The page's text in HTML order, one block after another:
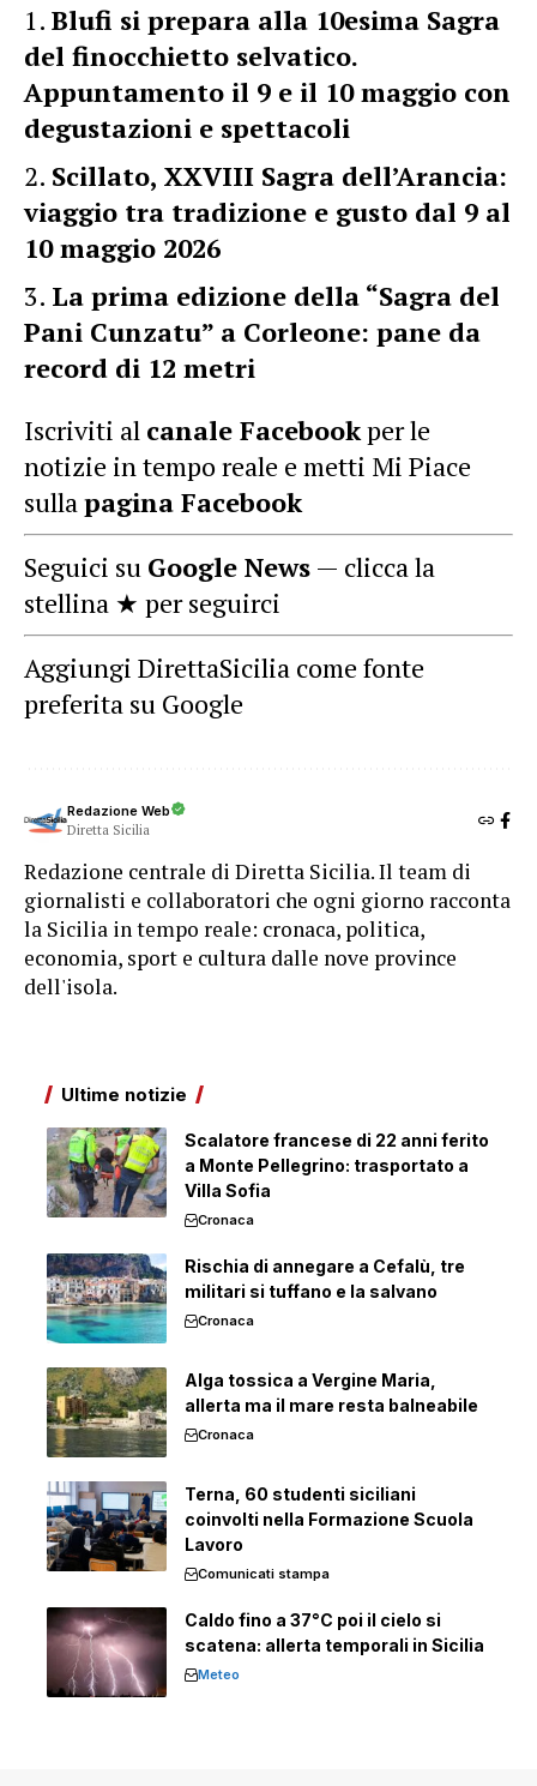
Blufi si prepara alla 10esima Sagra
del finocchietto selvatico.
Appuntamento il 9 e il 10 maggio con
degustazioni e spettacoli
Scillato, XXVIII Sagra dell’Arancia:
viaggio tra tradizione e gusto dal 9 al
10 maggio 2026
La prima edizione della “Sagra del
Pani Cunzatu” a Corleone: pane da
record di 12 metri
Iscriviti al canale Facebookper le
notizie in tempo reale e metti Mi Piace
sullapagina Facebook
Seguici su Google News — clicca la
stellina ★ per seguirci
Aggiungi DirettaSicilia come fonte
preferita su Google
Redazione Web
Diretta Sicilia
Redazione centrale di Diretta Sicilia. Il team di
giornalisti e collaboratori che ogni giorno racconta
la Sicilia in tempo reale: cronaca, politica,
economia, sport e cultura dalle nove province
dell'isola.
Ultime notizie
Scalatore francese di 22 anni ferito
a Monte Pellegrino: trasportato a
Villa Sofia
Cronaca
Rischia di annegare a Cefalù, tre
militari si tuffano e la salvano
Cronaca
Alga tossica a Vergine Maria,
allerta ma il mare resta balneabile
Cronaca
Terna, 60 studenti siciliani
coinvolti nella Formazione Scuola
Lavoro
Comunicati stampa
Caldo fino a 37°C poi il cielo si
scatena: allerta temporali in Sicilia
Meteo